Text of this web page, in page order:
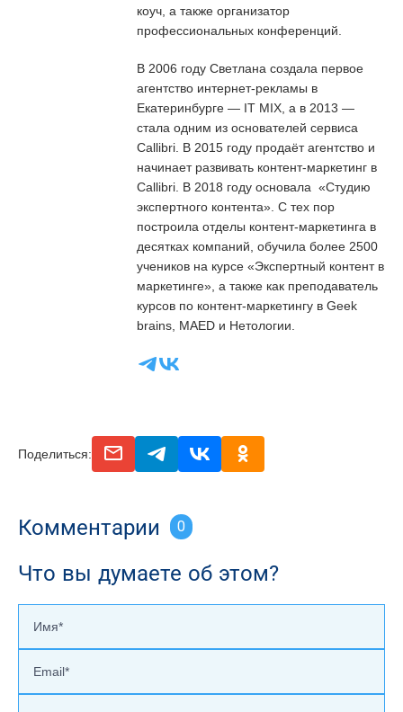
коуч, а также организатор
профессиональных конференций.
В 2006 году Светлана создала первое
агентство интернет-рекламы в
Екатеринбурге — IT MIX, а в 2013 —
стала одним из основателей сервиса
Callibri. В 2015 году продаёт агентство и
начинает развивать контент-маркетинг в
Callibri. В 2018 году основала «Студию
экспертного контента». С тех пор
построила отделы контент-маркетинга в
десятках компаний, обучила более 2500
учеников на курсе «Экспертный контент в
маркетинге», а также как преподаватель
курсов по контент-маркетингу в Geek
brains, MAED и Нетологии.
Поделиться: email telegram vk odnoclassniki
Комментарии 0
Что вы думаете об этом?